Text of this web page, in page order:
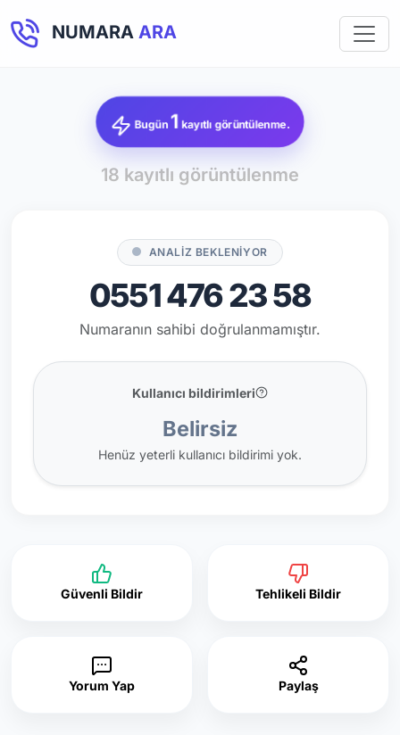
NUMARA ARA
Bugün1 kayıtlı görüntülenme.
18 kayıtlı görüntülenme
ANALİZ BEKLENİYOR
0551 476 23 58
Numaranın sahibi doğrulanmamıştır.
Kullanıcı bildirimleri
Belirsiz
Henüz yeterli kullanıcı bildirimi yok.
Güvenli Bildir Tehlikeli Bildir
Yorum Yap Paylaş